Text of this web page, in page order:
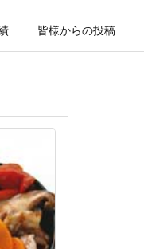
皆様からの投稿